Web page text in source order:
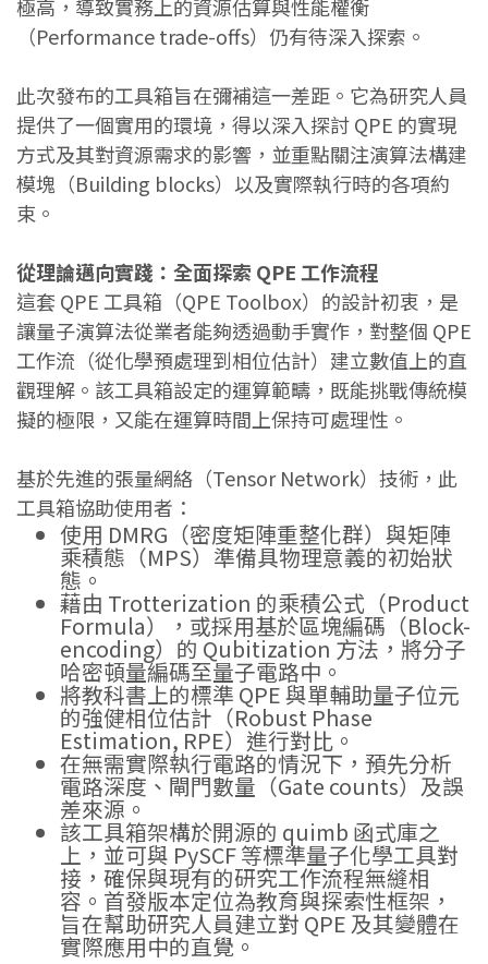
極高，導致實務上的資源估算與性能權衡
（Performance trade-offs）仍有待深入探索。
此次發布的工具箱旨在彌補這一差距。它為研究人員
提供了一個實用的環境，得以深入探討 QPE 的實現
方式及其對資源需求的影響，並重點關注演算法構建
模塊（Building blocks）以及實際執行時的各項約
束。
從理論邁向實踐：全面探索 QPE 工作流程
這套 QPE 工具箱（QPE Toolbox）的設計初衷，是
讓量子演算法從業者能夠透過動手實作，對整個 QPE
工作流（從化學預處理到相位估計）建立數值上的直
觀理解。該工具箱設定的運算範疇，既能挑戰傳統模
擬的極限，又能在運算時間上保持可處理性。
基於先進的張量網絡（Tensor Network）技術，此
工具箱協助使用者：
使用 DMRG（密度矩陣重整化群）與矩陣
乘積態（MPS）準備具物理意義的初始狀
態。
藉由 Trotterization 的乘積公式（Product
Formula），或採用基於區塊編碼（Block-
encoding）的 Qubitization 方法，將分子
哈密頓量編碼至量子電路中。
將教科書上的標準 QPE 與單輔助量子位元
的強健相位估計（Robust Phase
Estimation, RPE）進行對比。
在無需實際執行電路的情況下，預先分析
電路深度、閘門數量（Gate counts）及誤
差來源。
該工具箱架構於開源的 quimb 函式庫之
上，並可與 PySCF 等標準量子化學工具對
接，確保與現有的研究工作流程無縫相
容。首發版本定位為教育與探索性框架，
旨在幫助研究人員建立對 QPE 及其變體在
實際應用中的直覺。